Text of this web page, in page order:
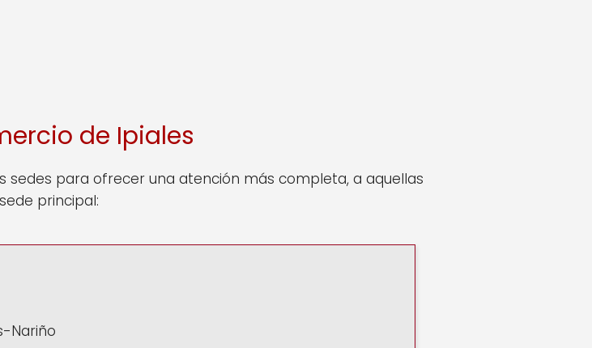
de Ipiales
para ofrecer una atención más completa, a aquellas
principal:
Nariño